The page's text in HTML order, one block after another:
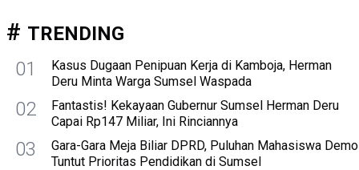
TRENDING
01
Kasus Dugaan Penipuan Kerja di Kamboja, Herman
Deru Minta Warga Sumsel Waspada
02
Fantastis! Kekayaan Gubernur Sumsel Herman Deru
Capai Rp147 Miliar, Ini Rinciannya
03
Gara-Gara Meja Biliar DPRD, Puluhan Mahasiswa Demo
Tuntut Prioritas Pendidikan di Sumsel